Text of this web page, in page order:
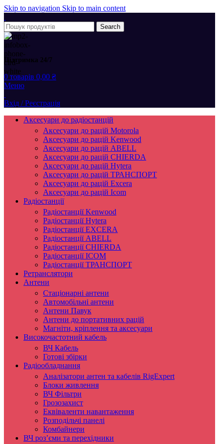
Skip to navigation Skip to main content
Search
Підтримка 24/7
0 товарів 0,00 ₴
Меню
Вхід / Реєстрація
Аксесуари до радіостанцій
Аксесуари до рацій Motorola
Аксесуари до рацій Kenwood
Аксесуари до рацій ABELL
Аксесуари до рацій CHIERDA
Аксесуари до рацій Hytera
Аксесуари до рацій ТРАНСПОРТ
Аксесуари до рацій Excera
Аксесуари до рацій Icom
Радіостанції
Радіостанції Kenwood
Радіостанції Hytera
Радіостанції EXCERA
Радіостанції ABELL
Радіостанції CHIERDA
Радіостанції ICOM
Радіостанції ТРАНСПОРТ
Ретранслятори
Антени
Стаціонарні антени
Автомобільні антени
Антени Павук
Антени до портативних рацій
Магніти, кріплення та аксесуари
Високочастотний кабель
ВЧ Кабель
Готові збірки
Радіообладнання
Аналізатори антен та кабелів RigExpert
Блоки живлення
ВЧ Фільтри
Грозозахист
Еквіваленти навантаження
Розподільчі панелі
Комбайнери
ВЧ роз’єми та перехідники